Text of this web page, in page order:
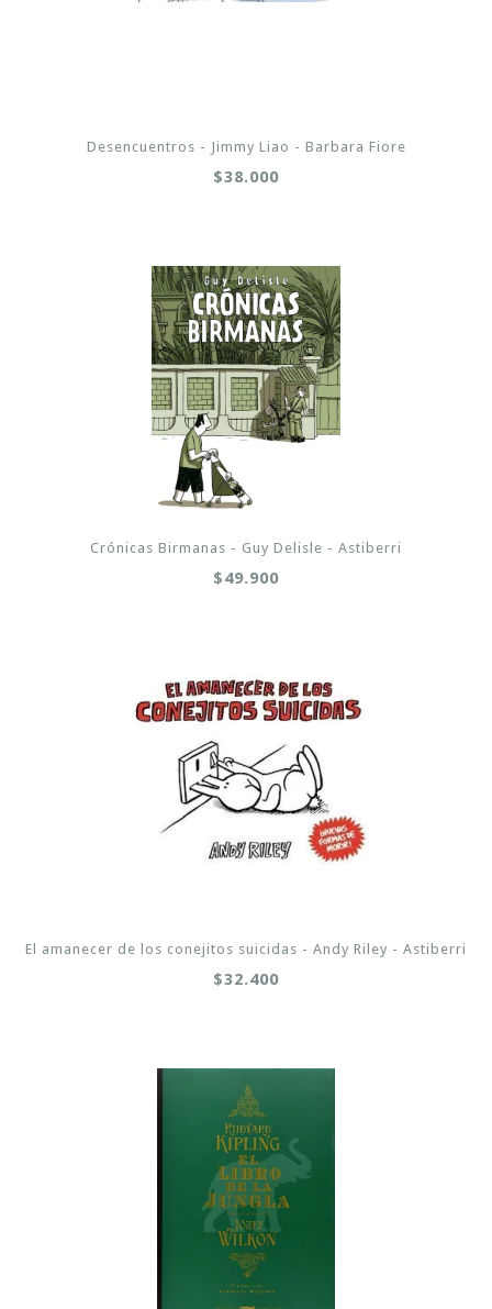
Desencuentros - Jimmy Liao - Barbara Fiore
$38.000
Crónicas Birmanas - Guy Delisle - Astiberri
$49.900
El amanecer de los conejitos suicidas - Andy Riley - Astiberri
$32.400